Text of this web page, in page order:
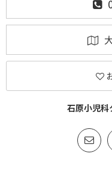
石原小児科